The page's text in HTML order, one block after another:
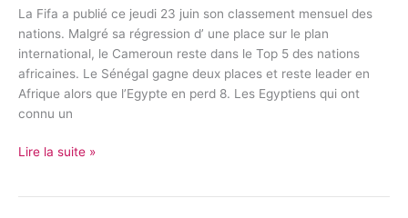
La Fifa a publié ce jeudi 23 juin son classement mensuel des
nations. Malgré sa régression d’ une place sur le plan
international, le Cameroun reste dans le Top 5 des nations
africaines. Le Sénégal gagne deux places et reste leader en
Afrique alors que l’Egypte en perd 8. Les Egyptiens qui ont
connu un
plus
grand
recul,
le
Sénégal
reste
leader
Lire la suite »